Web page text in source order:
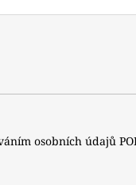
osobních údajů